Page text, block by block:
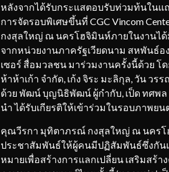
หลังจากได้รับกระแสตอบรับท่วมท้นในแถ
การจัดรอบพิเศษขึ้นที่ CGC Vincom
กงสุลใหญ่ ณ นครโฮจิมินห์ภายในงานไ
จากหน่วยงานภาครัฐเวียดนาม สหพันธ์
เซอร์ สื่อมวลชน มาร่วมงานครั้งนี้ด้วย โ
ห้าห้าเก้า จำกัด, เก้ง จิระ มะลิกุล, วัน ว
ด้วย พัฒน์ บุญนิธิพัฒน์ ผู้กํากับ, เป็ด ทศพล
นำ ได้รับเกียรติให้เข้าร่วมในรอบภาพย
คุณวีรกา มุทิตาภรณ์ กงสุลใหญ่ ณ นครโ
ประชาสัมพันธ์ให้ผู้คนมีปฏิสัมพันธ์ซึ่งกัน
หมายเพื่อสร้างการแลกเปลี่ยน เสริมสร้